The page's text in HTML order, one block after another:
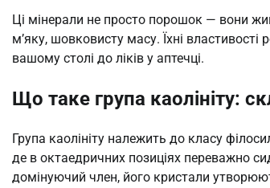
Ці мінерали не просто порошок — вони
м’яку, шовковисту масу. Їхні
вашому столі до ліків у аптечці.
Що таке група каолініту:
Група каолініту належить до класу
де в октаедричних позиціях переважно
домінуючий член, його кристали